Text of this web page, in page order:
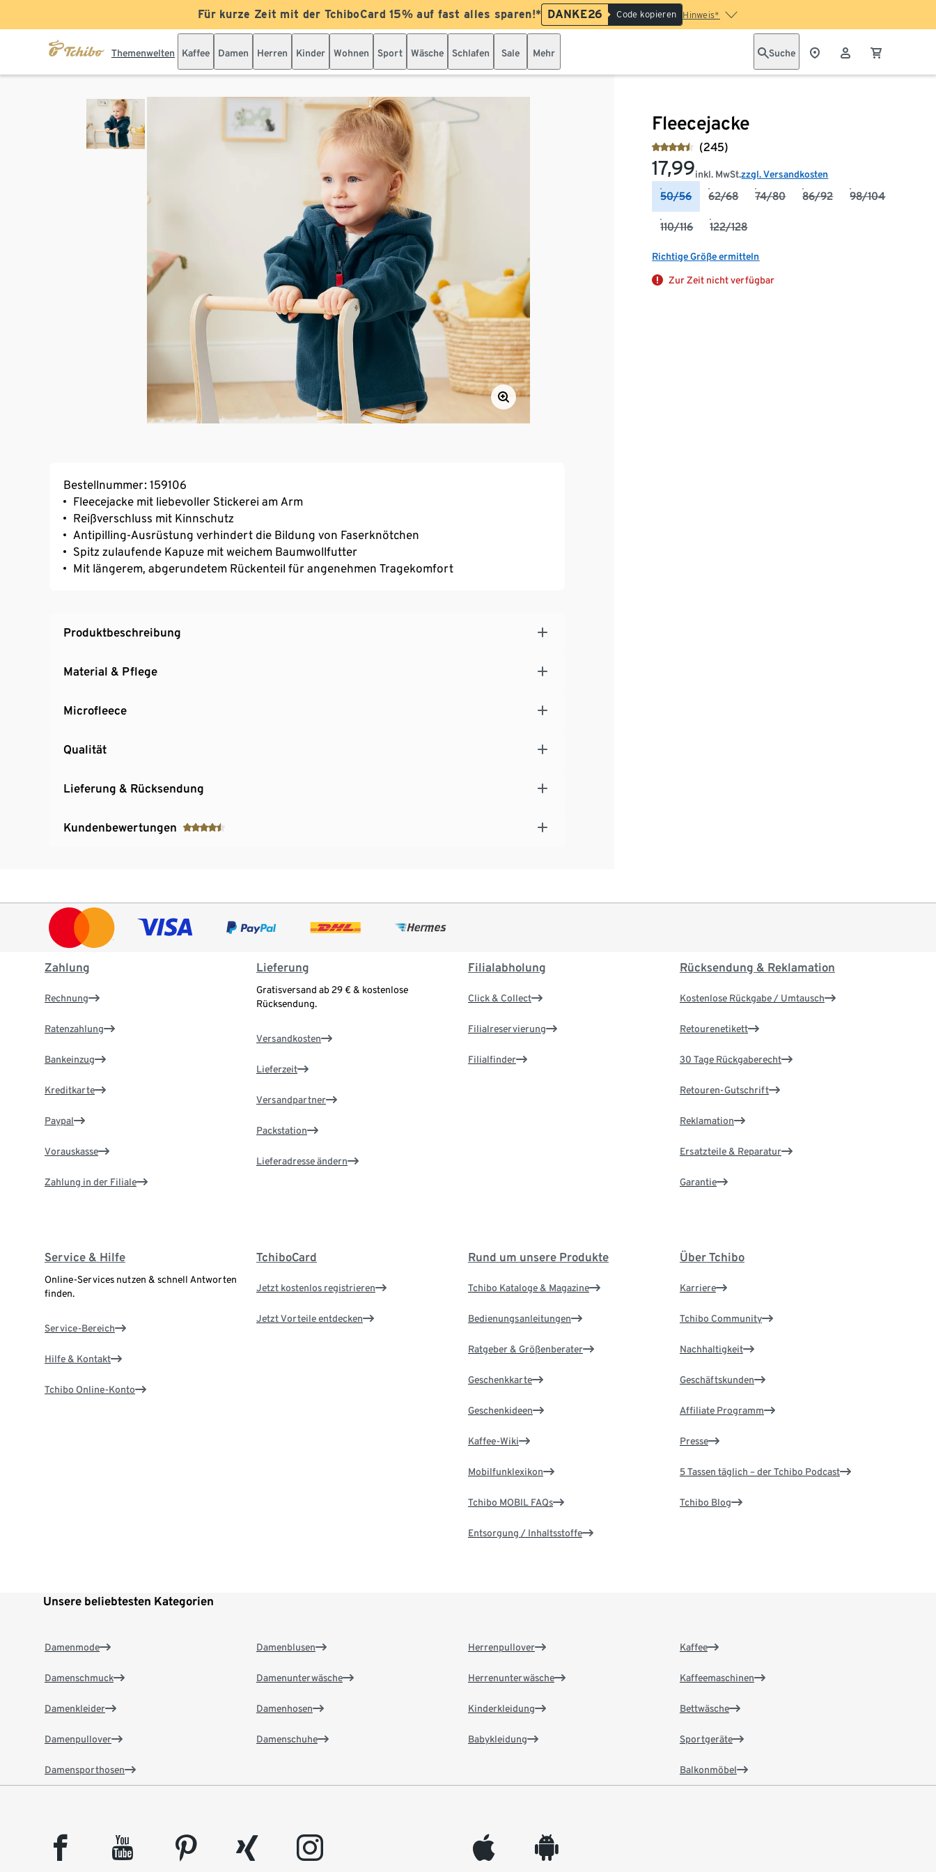
Für kurze Zeit mit der TchiboCard 15% auf fast alles sparen!* DANKE26 Code kopieren Hinweis*
Themenwelten Kaffee Damen Herren Kinder Wohnen Sport Wäsche Schlafen Sale Mehr Suche
Fleecejacke
(245)
17,99inkl. MwSt.zzgl. Versandkosten
50/56 62/68 74/80 86/92 98/104
110/116 122/128
Richtige Größe ermitteln
Zur Zeit nicht verfügbar
Bestellnummer: 159106
Fleecejacke mit liebevoller Stickerei am Arm
Reißverschluss mit Kinnschutz
Antipilling-Ausrüstung verhindert die Bildung von Faserknötchen
Spitz zulaufende Kapuze mit weichem Baumwollfutter
Mit längerem, abgerundetem Rückenteil für angenehmen Tragekomfort
Produktbeschreibung
Material & Pflege
Microfleece
Qualität
Lieferung & Rücksendung
Kundenbewertungen
Zahlung
Rechnung
Ratenzahlung
Bankeinzug
Kreditkarte
Paypal
Vorauskasse
Zahlung in der Filiale
Lieferung
Gratisversand ab 29 € & kostenlose
Rücksendung.
Versandkosten
Lieferzeit
Versandpartner
Packstation
Lieferadresse ändern
Filialabholung
Click & Collect
Filialreservierung
Filialfinder
Rücksendung & Reklamation
Kostenlose Rückgabe / Umtausch
Retourenetikett
30 Tage Rückgaberecht
Retouren-Gutschrift
Reklamation
Ersatzteile & Reparatur
Garantie
Service & Hilfe
Online-Services nutzen & schnell Antworten
finden.
Service-Bereich
Hilfe & Kontakt
Tchibo Online-Konto
TchiboCard
Jetzt kostenlos registrieren
Jetzt Vorteile entdecken
Rund um unsere Produkte
Tchibo Kataloge & Magazine
Bedienungsanleitungen
Ratgeber & Größenberater
Geschenkkarte
Geschenkideen
Kaffee-Wiki
Mobilfunklexikon
Tchibo MOBIL FAQs
Entsorgung / Inhaltsstoffe
Über Tchibo
Karriere
Tchibo Community
Nachhaltigkeit
Geschäftskunden
Affiliate Programm
Presse
5 Tassen täglich – der Tchibo Podcast
Tchibo Blog
Unsere beliebtesten Kategorien
Damenmode
Damenschmuck
Damenkleider
Damenpullover
Damensporthosen
Damenblusen
Damenunterwäsche
Damenhosen
Damenschuhe
Herrenpullover
Herrenunterwäsche
Kinderkleidung
Babykleidung
Kaffee
Kaffeemaschinen
Bettwäsche
Sportgeräte
Balkonmöbel
facebook youtube pinterest xing instagram appleinc android